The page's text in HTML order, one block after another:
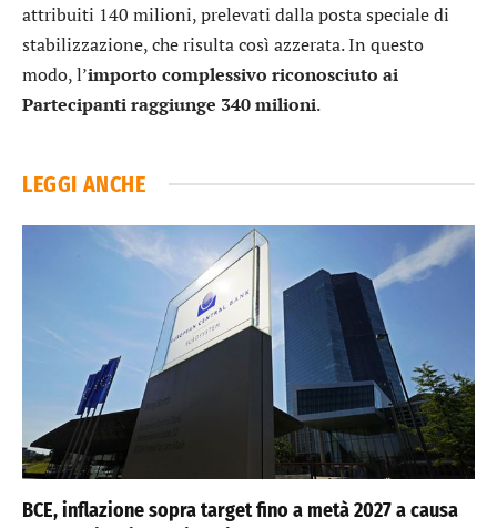
attribuiti 140 milioni, prelevati dalla posta speciale di
stabilizzazione, che risulta così azzerata. In questo
modo, l’importo complessivo riconosciuto ai
Partecipanti raggiunge 340 milioni.
LEGGI ANCHE
BCE, inflazione sopra target fino a metà 2027 a causa